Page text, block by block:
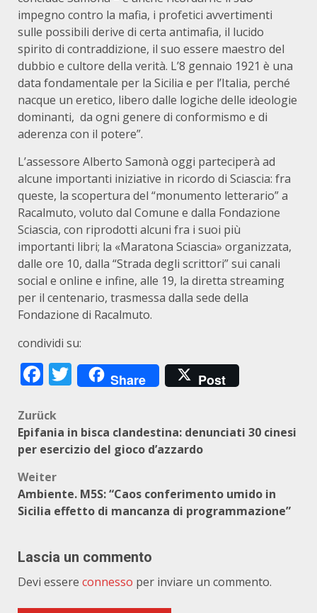
impegno contro la mafia, i profetici avvertimenti
sulle possibili derive di certa antimafia, il lucido
spirito di contraddizione, il suo essere maestro del
dubbio e cultore della verità. L’8 gennaio 1921 è una
data fondamentale per la Sicilia e per l’Italia, perché
nacque un eretico, libero dalle logiche delle ideologie
dominanti, da ogni genere di conformismo e di
aderenza con il potere”.
L’assessore Alberto Samonà oggi parteciperà ad
alcune importanti iniziative in ricordo di Sciascia: fra
queste, la scopertura del “monumento letterario” a
Racalmuto, voluto dal Comune e dalla Fondazione
Sciascia, con riprodotti alcuni fra i suoi più
importanti libri; la «Maratona Sciascia» organizzata,
dalle ore 10, dalla “Strada degli scrittori” sui canali
social e online e infine, alle 19, la diretta streaming
per il centenario, trasmessa dalla sede della
Fondazione di Racalmuto.
condividi su:
Facebook
Twitter
Share Post
Beitragsnavigation
Zurück
Epifania in bisca clandestina: denunciati 30 cinesi
per esercizio del gioco d’azzardo
Weiter
Ambiente. M5S: “Caos conferimento umido in
Sicilia effetto di mancanza di programmazione”
Lascia un commento
Devi essere connesso per inviare un commento.